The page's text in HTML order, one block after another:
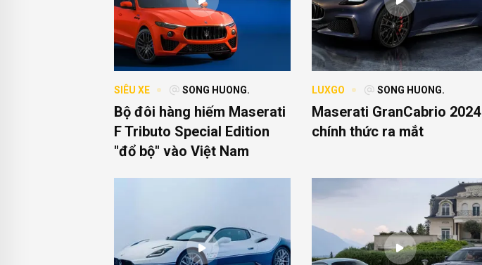
SIÊU XE SONG HUONG.
Bộ đôi hàng hiếm Maserati
F Tributo Special Edition
"đổ bộ" vào Việt Nam
LUXGO SONG HUONG.
Maserati GranCabrio 2024
chính thức ra mắt